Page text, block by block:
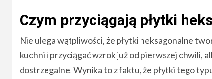
Czym przyciągają płytki
Nie ulega wątpliwości, że płytki heksagonalne
kuchni i przyciągać wzrok już od pierwszej chwili,
dostrzegalne. Wynika to z faktu, że płytki tego